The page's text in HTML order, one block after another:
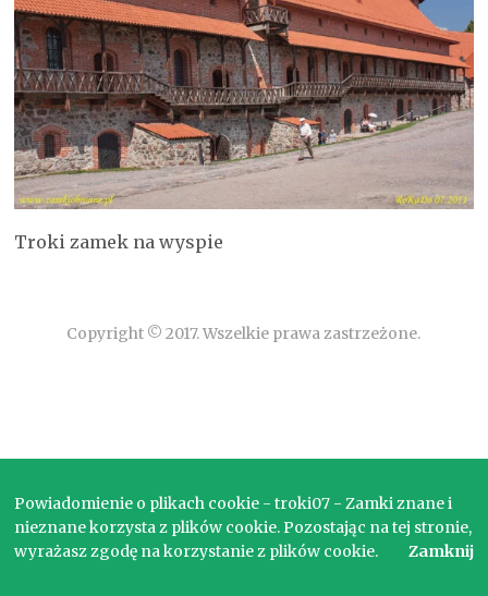
Troki zamek na wyspie
Copyright © 2017. Wszelkie prawa zastrzeżone.
Powiadomienie o plikach cookie - troki07 - Zamki znane i
nieznane korzysta z plików cookie. Pozostając na tej stronie,
wyrażasz zgodę na korzystanie z plików cookie.
Zamknij